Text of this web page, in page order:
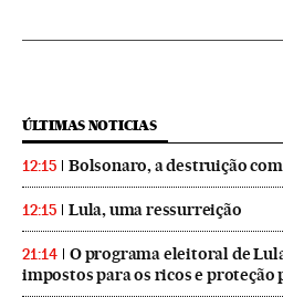
ÚLTIMAS NOTICIAS
12:15 Bolsonaro, a destruição
12:15 Lula, uma ressurreição
21:14
O programa eleitoral de
impostos para os ricos e proteção